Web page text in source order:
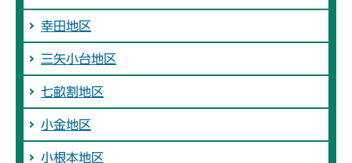
幸田地区
三矢小台地区
七畝割地区
小金地区
小根本地区